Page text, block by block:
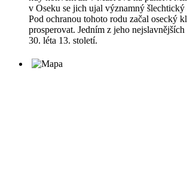
v Oseku se jich ujal významný
Pod ochranou tohoto rodu začal osecký
prosperovat. Jedním z jeho nejslavnějších
30. léta 13. století.